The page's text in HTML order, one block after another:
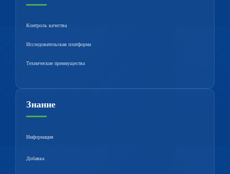
Контроль качества
Исследовательская платформа
Технические преимущества
Знание
Информация
Добавка